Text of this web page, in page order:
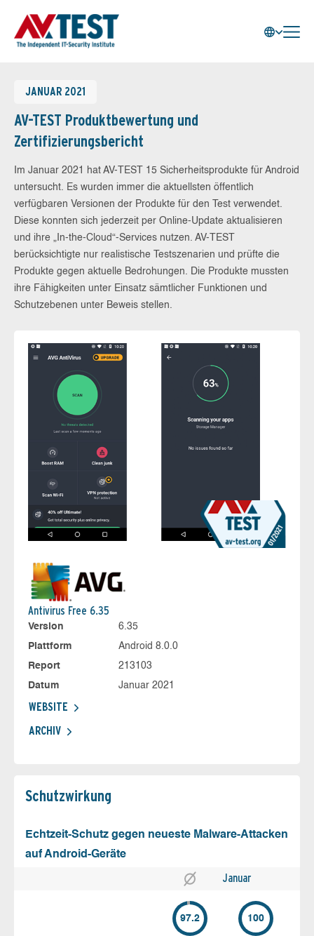
JANUAR 2021
AV-TEST Produktbewertung und
Zertifizierungsbericht
Im Januar 2021 hat AV-TEST 15 Sicherheitsprodukte für Android
untersucht. Es wurden immer die aktuellsten öffentlich
verfügbaren Versionen der Produkte für den Test verwendet.
Diese konnten sich jederzeit per Online-Update aktualisieren
und ihre „In-the-Cloud“-Services nutzen. AV-TEST
berücksichtigte nur realistische Testszenarien und prüfte die
Produkte gegen aktuelle Bedrohungen. Die Produkte mussten
ihre Fähigkeiten unter Einsatz sämtlicher Funktionen und
Schutzebenen unter Beweis stellen.
Antivirus Free 6.35
Version
6.35
Plattform
Android 8.0.0
Report
213103
Datum
Januar 2021
WEBSITE
ARCHIV
Schutz­wirkung
Echtzeit-Schutz gegen neueste Malware-Attacken
auf Android-Geräte
Januar
97.2 100